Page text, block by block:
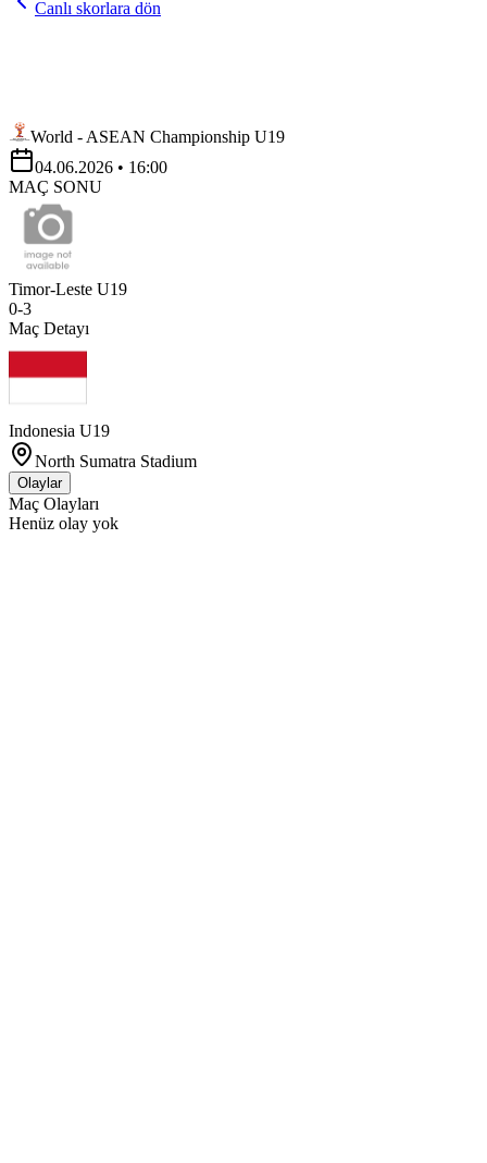
Canlı skorlara dön
World - ASEAN Championship U19
04.06.2026 • 16:00
MAÇ SONU
Timor-Leste U19
0-3
Maç Detayı
Indonesia U19
North Sumatra Stadium
Olaylar
Maç Olayları
Henüz olay yok